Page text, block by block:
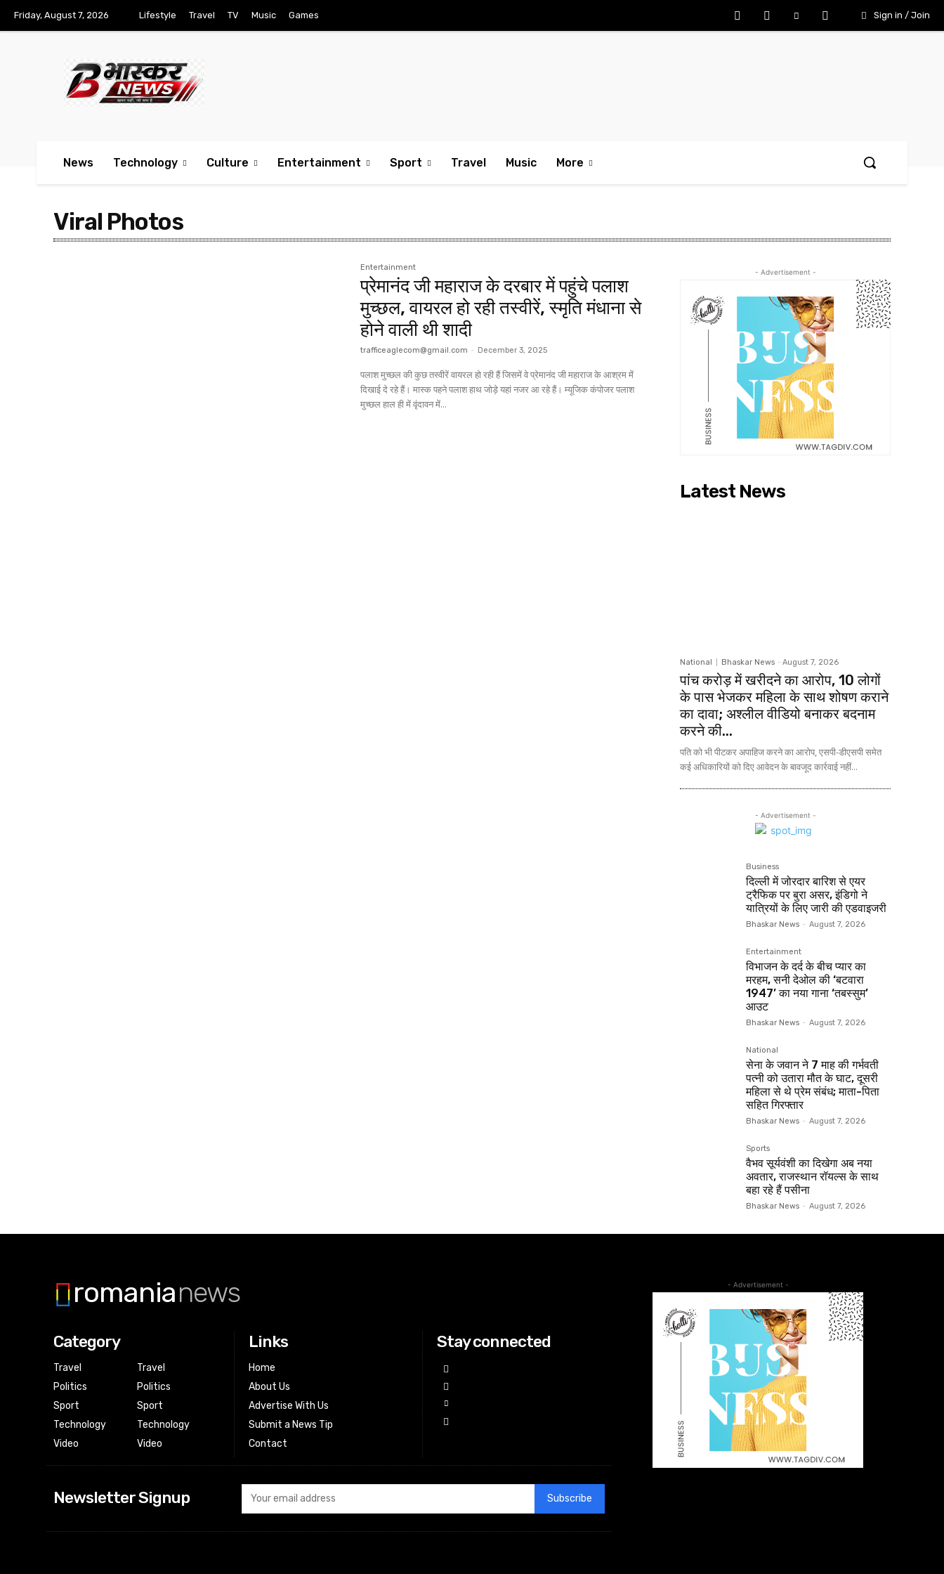
Friday, August 7, 2026 Lifestyle Travel TV Music Games Sign in / Join
News Technology Culture Entertainment Sport Travel Music More
Viral Photos
Entertainment
प्रेमानंद जी महाराज के दरबार में पहुंचे पलाश
मुच्छल, वायरल हो रही तस्वीरें, स्मृति मंधाना से
होने वाली थी शादी
trafficeaglecom@gmail.com - December 3, 2025
पलाश मुच्छल की कुछ तस्वीरें वायरल हो रही हैं जिसमें वे प्रेमानंद जी महाराज के आश्रम में
दिखाई दे रहे हैं। मास्क पहने पलाश हाथ जोड़े यहां नजर आ रहे हैं। म्यूजिक कंपोजर पलाश
मुच्छल हाल ही में वृंदावन में...
- Advertisement -
Latest News
National Bhaskar News - August 7, 2026
पांच करोड़ में खरीदने का आरोप, 10 लोगों
के पास भेजकर महिला के साथ शोषण कराने
का दावा; अश्लील वीडियो बनाकर बदनाम
करने की...
पति को भी पीटकर अपाहिज करने का आरोप, एसपी-डीएसपी समेत
कई अधिकारियों को दिए आवेदन के बावजूद कार्रवाई नहीं...
- Advertisement -
Business
दिल्ली में जोरदार बारिश से एयर
ट्रैफिक पर बुरा असर, इंडिगो ने
यात्रियों के लिए जारी की एडवाइजरी
Bhaskar News - August 7, 2026
Entertainment
विभाजन के दर्द के बीच प्यार का
मरहम, सनी देओल की ‘बटवारा
1947’ का नया गाना ‘तबस्सुम’
आउट
Bhaskar News - August 7, 2026
National
सेना के जवान ने 7 माह की गर्भवती
पत्नी को उतारा मौत के घाट, दूसरी
महिला से थे प्रेम संबंध; माता-पिता
सहित गिरफ्तार
Bhaskar News - August 7, 2026
Sports
वैभव सूर्यवंशी का दिखेगा अब नया
अवतार, राजस्थान रॉयल्स के साथ
बहा रहे हैं पसीना
Bhaskar News - August 7, 2026
romanianews
Category
Travel
Politics
Sport
Technology
Video
Travel
Politics
Sport
Technology
Video
Links
Home
About Us
Advertise With Us
Submit a News Tip
Contact
Stay connected
Newsletter Signup Subscribe
- Advertisement -